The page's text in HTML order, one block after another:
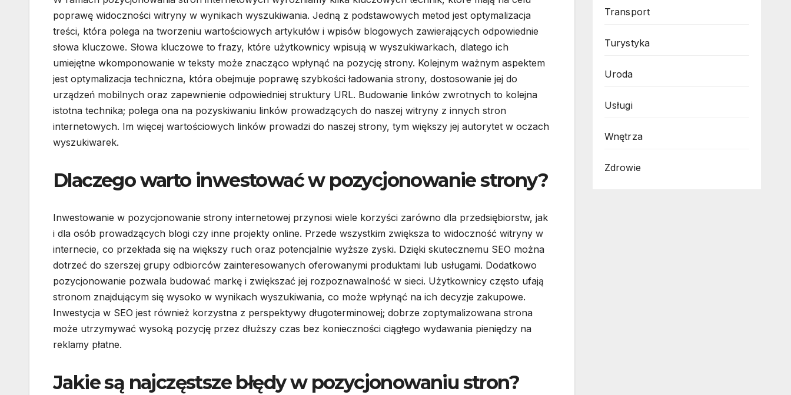
poprawę widoczności witryny w wynikach wyszukiwania. Jedną z podstawowych metod jest optymalizacja
treści, która polega na tworzeniu wartościowych artykułów i wpisów blogowych zawierających odpowiednie
słowa kluczowe. Słowa kluczowe to frazy, które użytkownicy wpisują w wyszukiwarkach, dlatego ich
umiejętne wkomponowanie w teksty może znacząco wpłynąć na pozycję strony. Kolejnym ważnym aspektem
jest optymalizacja techniczna, która obejmuje poprawę szybkości ładowania strony, dostosowanie jej do
urządzeń mobilnych oraz zapewnienie odpowiedniej struktury URL. Budowanie linków zwrotnych to kolejna
istotna technika; polega ona na pozyskiwaniu linków prowadzących do naszej witryny z innych stron
internetowych. Im więcej wartościowych linków prowadzi do naszej strony, tym większy jej autorytet w oczach
wyszukiwarek.
Dlaczego warto inwestować w pozycjonowanie strony?
Inwestowanie w pozycjonowanie strony internetowej przynosi wiele korzyści zarówno dla przedsiębiorstw, jak
i dla osób prowadzących blogi czy inne projekty online. Przede wszystkim zwiększa to widoczność witryny w
internecie, co przekłada się na większy ruch oraz potencjalnie wyższe zyski. Dzięki skutecznemu SEO można
dotrzeć do szerszej grupy odbiorców zainteresowanych oferowanymi produktami lub usługami. Dodatkowo
pozycjonowanie pozwala budować markę i zwiększać jej rozpoznawalność w sieci. Użytkownicy często ufają
stronom znajdującym się wysoko w wynikach wyszukiwania, co może wpłynąć na ich decyzje zakupowe.
Inwestycja w SEO jest również korzystna z perspektywy długoterminowej; dobrze zoptymalizowana strona
może utrzymywać wysoką pozycję przez dłuższy czas bez konieczności ciągłego wydawania pieniędzy na
reklamy płatne.
Jakie są najczęstsze błędy w pozycjonowaniu stron?
Transport
Turystyka
Uroda
Usługi
Wnętrza
Zdrowie